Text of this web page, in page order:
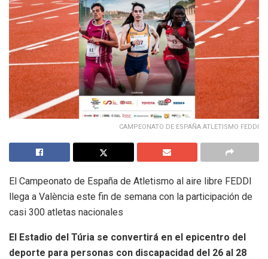
CAMPEONATO DE ESPAÑA ATLETISMO FEDDI
El Campeonato de España de Atletismo al aire libre FEDDI
llega a València este fin de semana con la participación de
casi 300 atletas nacionales
El Estadio del Túria se convertirá en el epicentro del
deporte para personas con discapacidad del 26 al 28